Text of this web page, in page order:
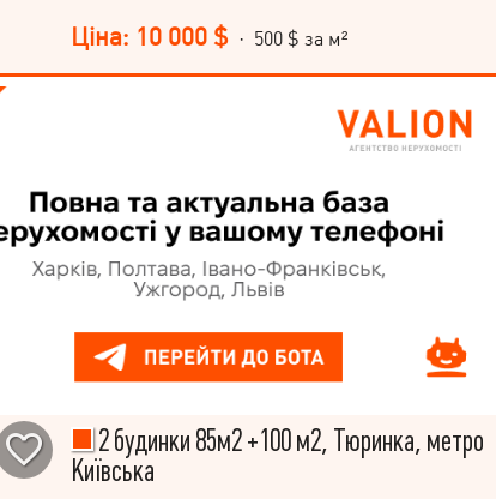
Ціна: 10 000 $· 500 $ за м²
2 будинки 85м2 +100 м2, Тюринка, метро
Київська